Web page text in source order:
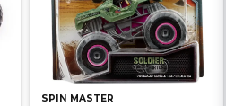
SPIN MASTER